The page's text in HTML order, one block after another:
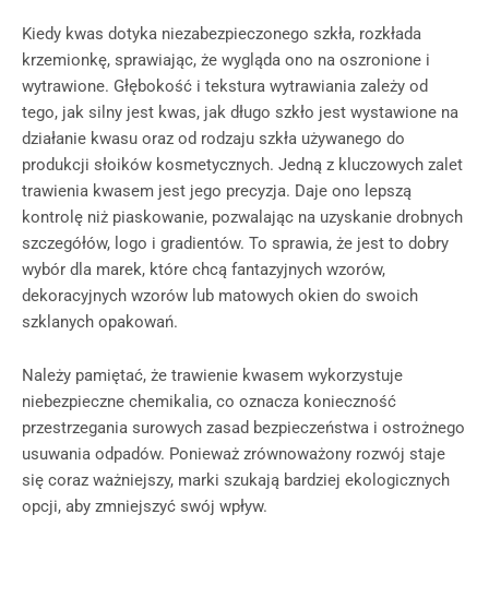
Kiedy kwas dotyka niezabezpieczonego szkła, rozkłada
krzemionkę, sprawiając, że wygląda ono na oszronione i
wytrawione. Głębokość i tekstura wytrawiania zależy od
tego, jak silny jest kwas, jak długo szkło jest wystawione na
działanie kwasu oraz od rodzaju szkła używanego do
produkcji słoików kosmetycznych. Jedną z kluczowych zalet
trawienia kwasem jest jego precyzja. Daje ono lepszą
kontrolę niż piaskowanie, pozwalając na uzyskanie drobnych
szczegółów, logo i gradientów. To sprawia, że jest to dobry
wybór dla marek, które chcą fantazyjnych wzorów,
dekoracyjnych wzorów lub matowych okien do swoich
szklanych opakowań.
Należy pamiętać, że trawienie kwasem wykorzystuje
niebezpieczne chemikalia, co oznacza konieczność
przestrzegania surowych zasad bezpieczeństwa i ostrożnego
usuwania odpadów. Ponieważ zrównoważony rozwój staje
się coraz ważniejszy, marki szukają bardziej ekologicznych
opcji, aby zmniejszyć swój wpływ.